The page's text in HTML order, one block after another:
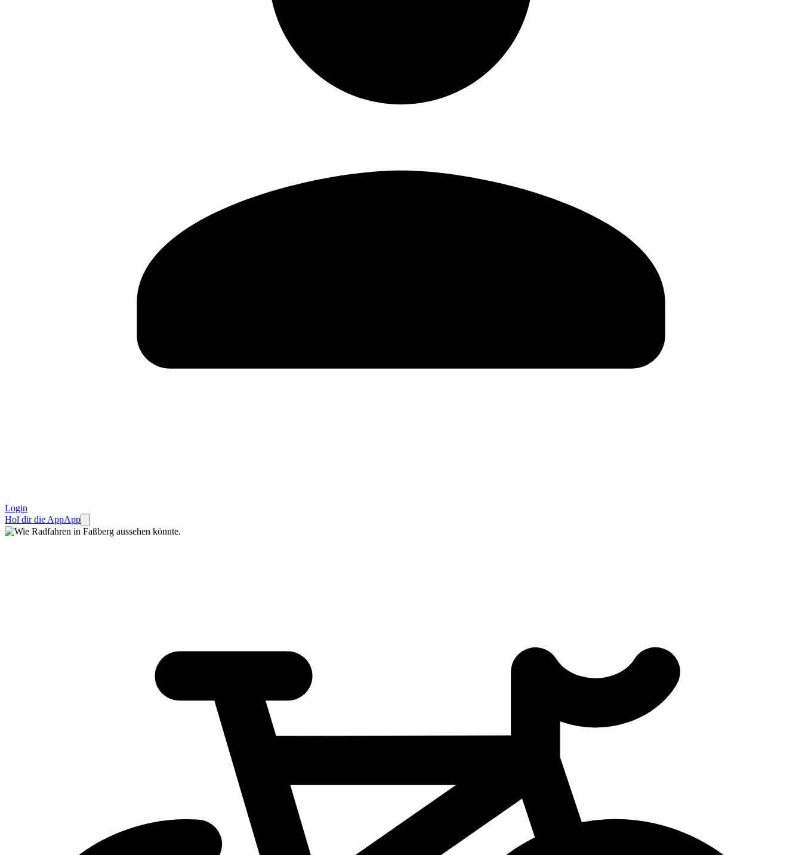
Login
Hol dir die AppApp